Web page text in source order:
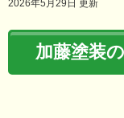
2026年5月29日 更新
加藤塗装